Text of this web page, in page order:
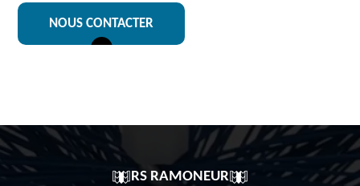
NOUS CONTACTER
RS RAMONEUR